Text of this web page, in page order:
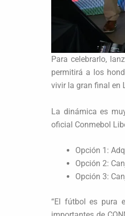
Para celebrarlo,
permitirá a los
vivir la gran final en
La dinámica es
oficial Conmebol
Opción 1:
Opción 2:
Opción 3:
“El fútbol es pura